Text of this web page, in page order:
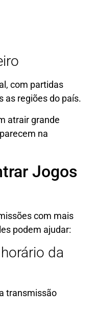
com partidas
as regiões do país.
atrair grande
na
Jogos
com mais
podem ajudar:
da
transmissão